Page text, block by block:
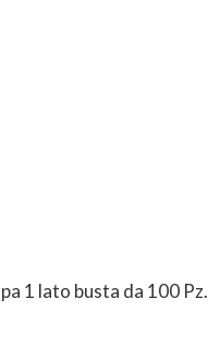
1 lato busta da 100 Pz.